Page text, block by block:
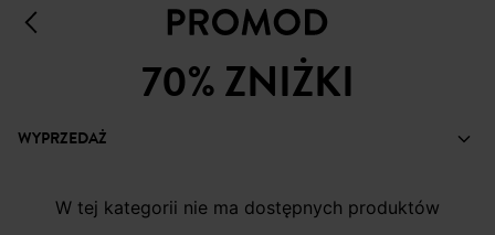
70% ZNIŻKI
WYPRZEDAŻ
W tej kategorii nie ma dostępnych produktów